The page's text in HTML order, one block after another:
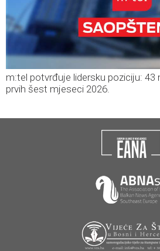
m:tel potvrđuje lidersku poziciju: 43
prvih šest mjeseci 2026.